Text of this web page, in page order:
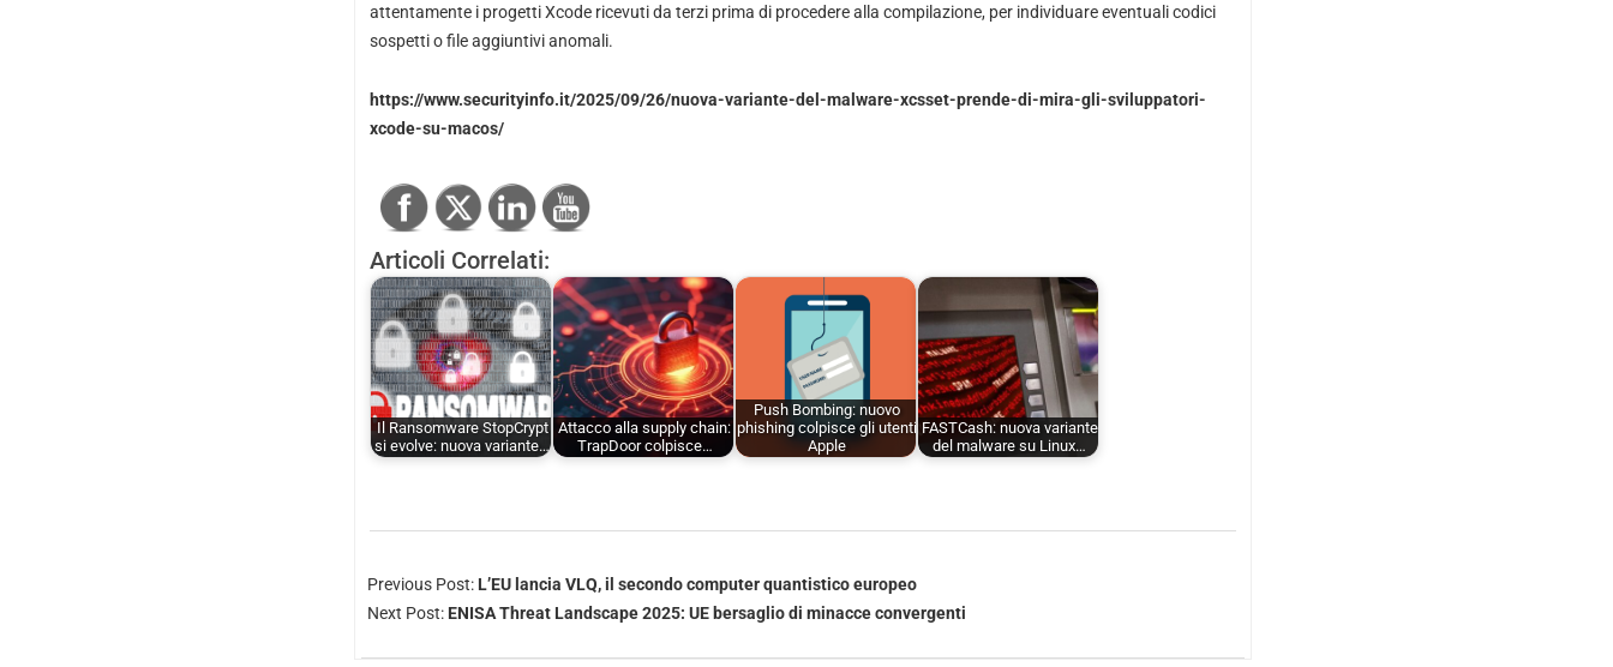
attentamente i progetti Xcode ricevuti da terzi prima di procedere alla compilazione, per individuare eventuali codici
sospetti o file aggiuntivi anomali.
https://www.securityinfo.it/2025/09/26/nuova-variante-del-malware-xcsset-prende-di-mira-gli-sviluppatori-
xcode-su-macos/
Articoli Correlati:
Il Ransomware StopCrypt
si evolve: nuova variante…
Attacco alla supply chain:
TrapDoor colpisce…
Push Bombing: nuovo
phishing colpisce gli utenti
Apple
FASTCash: nuova variante
del malware su Linux…
Previous Post: L’EU lancia VLQ, il secondo computer quantistico europeo
Next Post: ENISA Threat Landscape 2025: UE bersaglio di minacce convergenti